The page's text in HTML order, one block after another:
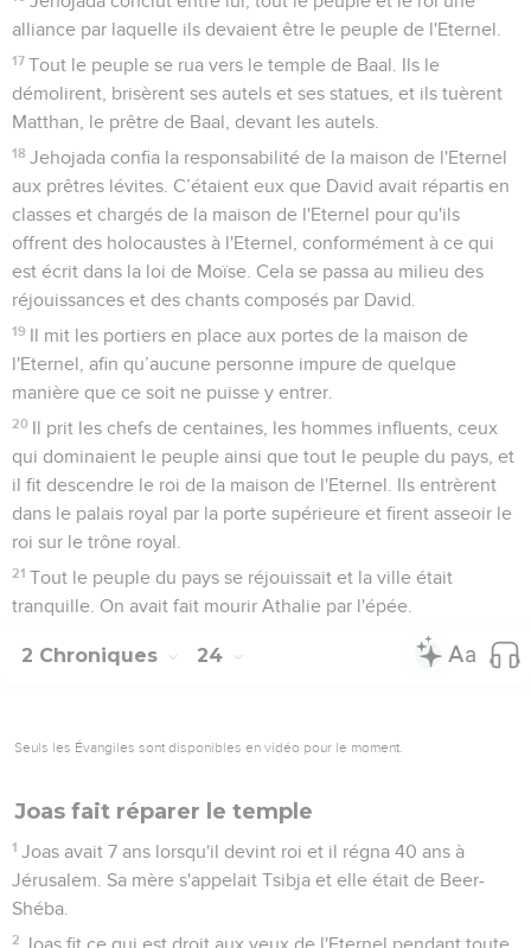
alliance par laquelle ils devaient être le peuple de l'Eternel.
17 Tout le peuple se rua vers le temple de Baal. Ils le
démolirent, brisèrent ses autels et ses statues, et ils tuèrent
Matthan, le prêtre de Baal, devant les autels.
18 Jehojada confia la responsabilité de la maison de l'Eternel
aux prêtres lévites. C’étaient eux que David avait répartis en
classes et chargés de la maison de l'Eternel pour qu'ils
offrent des holocaustes à l'Eternel, conformément à ce qui
est écrit dans la loi de Moïse. Cela se passa au milieu des
réjouissances et des chants composés par David.
19 Il mit les portiers en place aux portes de la maison de
l'Eternel, afin qu’aucune personne impure de quelque
manière que ce soit ne puisse y entrer.
20 Il prit les chefs de centaines, les hommes influents, ceux
qui dominaient le peuple ainsi que tout le peuple du pays, et
il fit descendre le roi de la maison de l'Eternel. Ils entrèrent
dans le palais royal par la porte supérieure et firent asseoir le
roi sur le trône royal.
21 Tout le peuple du pays se réjouissait et la ville était
tranquille. On avait fait mourir Athalie par l'épée.
2 Chroniques 24
Seuls les Évangiles sont disponibles en vidéo pour le moment.
Joas fait réparer le temple
1 Joas avait 7 ans lorsqu'il devint roi et il régna 40 ans à
Jérusalem. Sa mère s'appelait Tsibja et elle était de Beer-
Shéba.
2 Joas fit ce qui est droit aux yeux de l'Eternel pendant toute